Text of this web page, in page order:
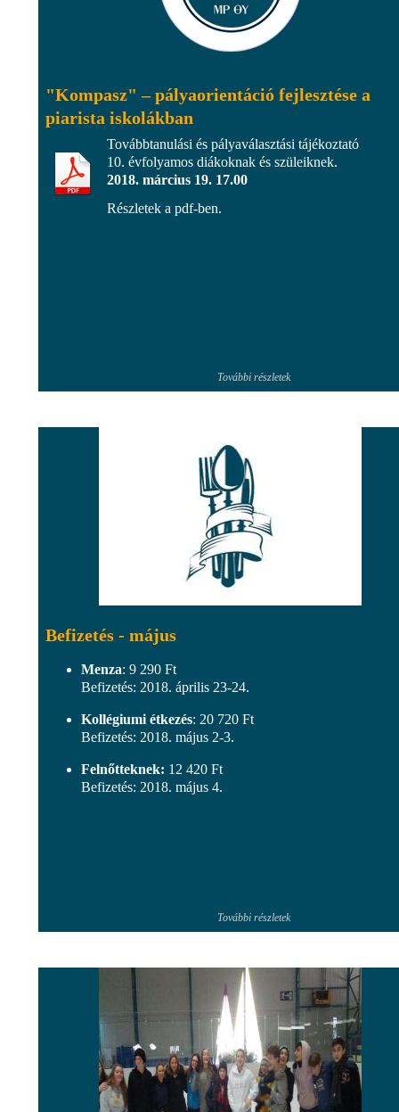
"Kompasz" – pályaorientáció fejlesztése a
piarista iskolákban
Továbbtanulási és pályaválasztási tájékoztató
10. évfolyamos diákoknak és szüleiknek.
2018. március 19. 17.00
Részletek a pdf-ben.
További részletek
Befizetés - május
Menza: 9 290 Ft
Befizetés: 2018. április 23-24.
Kollégiumi étkezés: 20 720 Ft
Befizetés: 2018. május 2-3.
Felnőtteknek: 12 420 Ft
Befizetés: 2018. május 4.
További részletek